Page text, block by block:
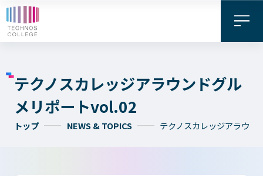
テクノスカレッジアラウンドグル
メリポートvol.02
トップ NEWS & TOPICS テクノスカレッジアラウ